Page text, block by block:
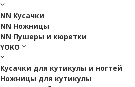
NN Кусачки
NN Ножницы
NN Пушеры и кюретки
YOKO
Кусачки для кутикулы и ногтей
Ножницы для кутикулы